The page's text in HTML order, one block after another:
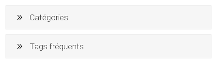
Catégories
Tags fréquents